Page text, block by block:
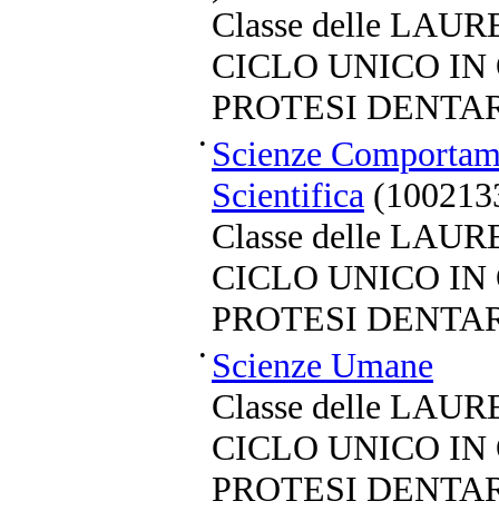
Classe delle
CICLO UNICO IN
PROTESI
• Scienze
Scientifica
Classe delle
CICLO UNICO IN
PROTESI
• Scienze Umane
Classe delle
CICLO UNICO IN
PROTESI